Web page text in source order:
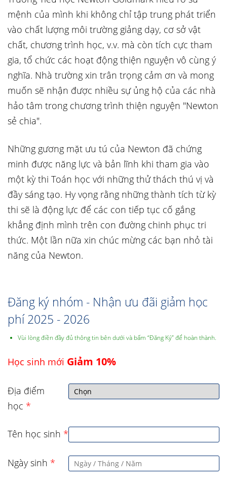
mệnh của mình khi không chỉ tập trung phát triển
vào chất lượng môi trường giảng dạy, cơ sở vật
chất, chương trình học, v.v. mà còn tích cực tham
gia, tổ chức các hoạt động thiện nguyện vô cùng ý
nghĩa. Nhà trường xin trân trọng cảm ơn và mong
muốn sẽ nhận được nhiều sự ủng hộ của các nhà
hảo tâm trong chương trình thiện nguyện "Newton
sẻ chia".
Những gương mặt ưu tú của Newton đã chứng
minh được năng lực và bản lĩnh khi tham gia vào
một kỳ thi Toán học với những thử thách thú vị và
đầy sáng tạo. Hy vọng rằng những thành tích từ kỳ
thi sẽ là động lực để các con tiếp tục cố gắng
khẳng định mình trên con đường chinh phục tri
thức. Một lần nữa xin chúc mừng các bạn nhỏ tài
năng của Newton.
Đăng ký nhóm - Nhận ưu đãi giảm học
phí 2025 - 2026
Vùi lòng điền đầy đủ thông tin bên dưới và bấm “Đăng Ký” để hoàn thành.
Học sinh mới Giảm 10%
Địa điểm
học *
Tên học sinh *
Ngày sinh *